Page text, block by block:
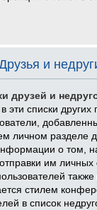
и
друзей и
эти списки других
личном разделе
о том,
им личных
также
стилем
в список